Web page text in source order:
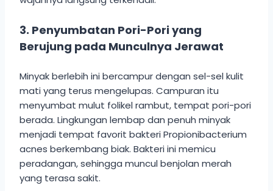
3. Penyumbatan Pori-Pori yang
Berujung pada Munculnya Jerawat
Minyak berlebih ini bercampur dengan sel-sel kulit
mati yang terus mengelupas. Campuran itu
menyumbat mulut folikel rambut, tempat pori-pori
berada. Lingkungan lembap dan penuh minyak
menjadi tempat favorit bakteri Propionibacterium
acnes berkembang biak. Bakteri ini memicu
peradangan, sehingga muncul benjolan merah
yang terasa sakit.